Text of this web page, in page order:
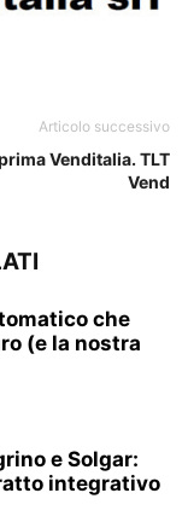
Articolo successivo
Venditalia. TLT
Vend
che
(e la nostra
e Solgar:
integrativo